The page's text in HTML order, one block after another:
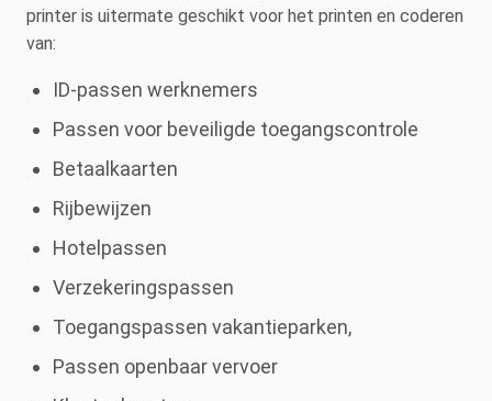
printer is uitermate geschikt voor het printen en coderen
van:
ID-passen werknemers
Passen voor beveiligde toegangscontrole
Betaalkaarten
Rijbewijzen
Hotelpassen
Verzekeringspassen
Toegangspassen vakantieparken,
Passen openbaar vervoer